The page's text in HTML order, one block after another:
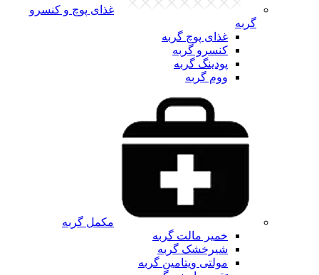
غذای پوچ و کنسرو
گربه
غذای پوچ گربه
کنسرو گربه
پودینگ گربه
ووم گربه
مکمل گربه
خمیر مالت گربه
شیرخشک گربه
مولتی ویتامین گربه